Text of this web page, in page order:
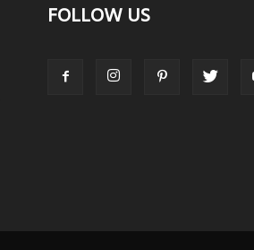
FOLLOW US